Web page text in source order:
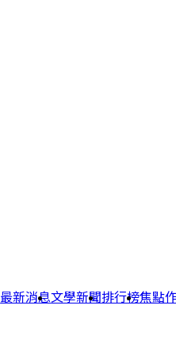
最新消息文學新聞排行榜焦點